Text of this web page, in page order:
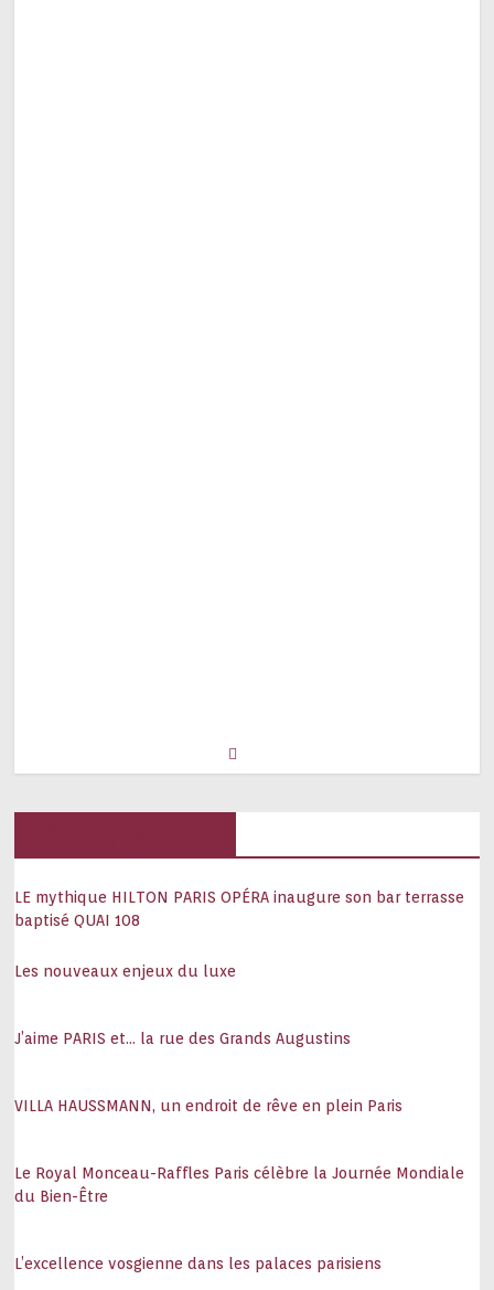
LE mythique HILTON PARIS OPÉRA inaugure son bar terrasse
baptisé QUAI 108
Les nouveaux enjeux du luxe
J’aime PARIS et… la rue des Grands Augustins
VILLA HAUSSMANN, un endroit de rêve en plein Paris
Le Royal Monceau-Raffles Paris célèbre la Journée Mondiale
du Bien-Être
L’excellence vosgienne dans les palaces parisiens